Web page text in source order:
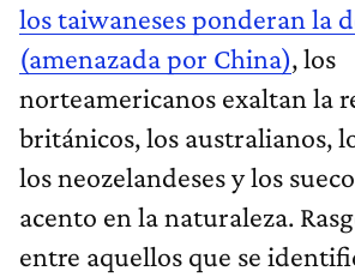
los taiwaneses ponderan la
(amenazada por China), los
norteamericanos exaltan la
británicos, los australianos,
los neozelandeses y los
acento en la naturaleza.
entre aquellos que se